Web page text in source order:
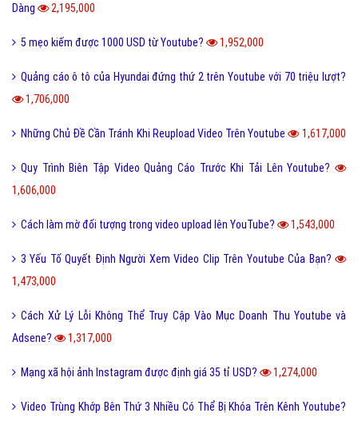
Dàng
2,195,000
5 mẹo kiếm được 1000 USD từ Youtube? 1,952,000
Quảng cáo ô tô của Hyundai đứng thứ 2 trên Youtube với 70 triệu lượt?
1,706,000
Những Chủ Đề Cần Tránh Khi Reupload Video Trên Youtube 1,617,000
Quy Trình Biên Tập Video Quảng Cáo Trước Khi Tải Lên Youtube?
1,606,000
Cách làm mờ đối tượng trong video upload lên YouTube? 1,543,000
3 Yếu Tố Quyết Định Người Xem Video Clip Trên Youtube Của Bạn?
1,473,000
Cách Xử Lý Lỗi Không Thể Truy Cập Vào Mục Doanh Thu Youtube và
Adsene?
1,317,000
Mạng xã hội ảnh Instagram được định giá 35 tỉ USD? 1,274,000
Video Trùng Khớp Bên Thứ 3 Nhiều Có Thể Bị Khóa Trên Kênh Youtube?